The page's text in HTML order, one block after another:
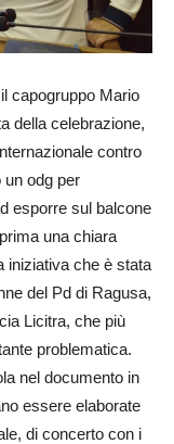
capogruppo Mario
della celebrazione,
contro
un odg per
esporre sul balcone
una chiara
iniziativa che è stata
del Pd di Ragusa,
Licitra, che più
problematica.
nel documento in
essere elaborate
di concerto con i